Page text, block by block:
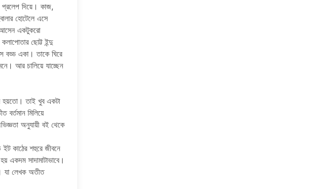
প্রলেপ দিয়ে। কাজ,
হোটেলে এসে
আসেন একটুকরো
ছোট্ট ইন্দু
বড্ড একা। তাকে ঘিরে
আর চালিয়ে যাচ্ছেন
হয়তো। তাই খুব একটা
বর্তমান মিলিয়ে
অনুযায়ী বই থেকে
ইট কাঠের শহুরে জীবনে
একদম সাদামাটাভাবে।
যা লেখক অতীত